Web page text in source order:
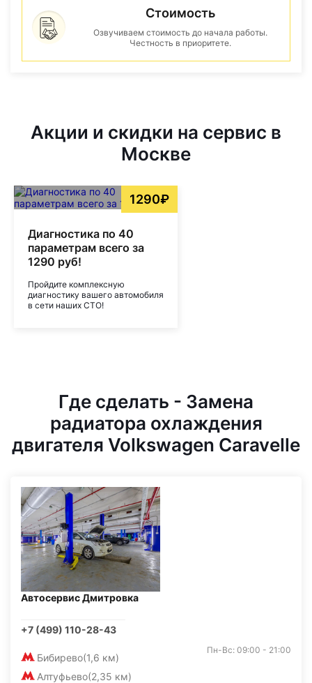
Стоимость
Озвучиваем стоимость до начала работы.
Честность в приоритете.
Акции и скидки на сервис в
Москве
1290₽
Диагностика по 40
параметрам всего за
1290 руб!
Пройдите комплексную
диагностику вашего автомобиля
в сети наших СТО!
Где сделать - Замена
радиатора охлаждения
двигателя Volkswagen Caravelle
Автосервис Дмитровка
+7 (499) 110-28-43
Бибирево(1,6 км)
Алтуфьево(2,35 км)
Пн-Вс: 09:00 - 21:00